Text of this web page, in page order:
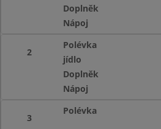
Doplněk
Nápoj
2
Polévka
jídlo
Doplněk
Nápoj
3
Polévka